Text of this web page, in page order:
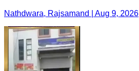
Nathdwara, Rajsamand | Aug 9, 2026